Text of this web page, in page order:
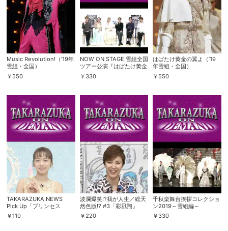
会員設定 会員情報 閉じる
会員情報変更
基本情報、本人連絡先、パスワード 、クレ
ジットカード情報の変更が可能です。
Music Revolution!（’19年
雪組・全国）
￥ 550
NOW ON STAGE 雪組全国
ツアー公演『はばたけ黄金
の翼よ』『Music
Revolution!』
￥ 330
はばたけ黄金の翼よ（’19
年雪組・全国）
￥ 550
TAKARAZUKA NEWS
Pick Up「プリンセス
Recipe 真彩希帆」
￥110
波瀾爆笑!?我が人生／総天
然色版!? #3「彩凪翔」
￥220
千秋楽舞台挨拶コレクショ
ン2019～雪組編～
￥ 330